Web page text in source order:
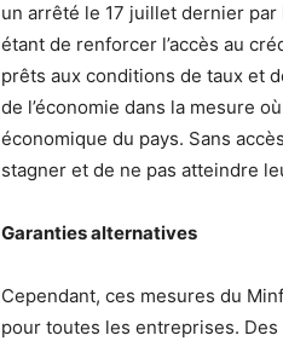
un arrêté le 17 juillet dernier par
étant de renforcer l’accès au
prêts aux conditions de taux et
de l’économie dans la mesure
économique du pays. Sans
stagner et de ne pas atteindre
Garanties alternatives
Cependant, ces mesures du
pour toutes les entreprises.